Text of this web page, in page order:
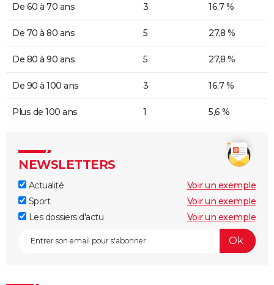
De 60 à 70 ans 3 16,7 %
De 70 à 80 ans 5 27,8 %
De 80 à 90 ans 5 27,8 %
De 90 à 100 ans 3 16,7 %
Plus de 100 ans 1 5,6 %
NEWSLETTERS
Actualité
Voir un exemple
Sport
Voir un exemple
Les dossiers d'actu
Voir un exemple